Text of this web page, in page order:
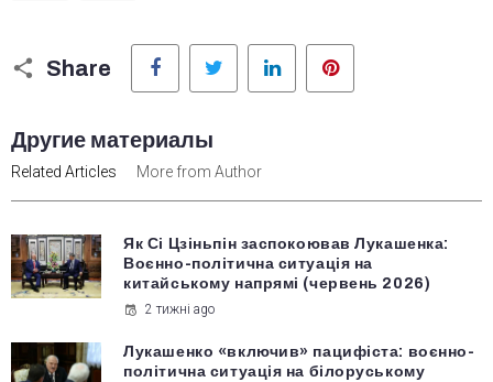
Share
Facebook Twitter LinkedIn
Другие материалы
Related Articles More from Author
Як Сі Цзіньпін заспокоював Лукашенка:
Воєнно-політична ситуація на
китайському напрямі (червень 2026)
2 тижні ago
Лукашенко «включив» пацифіста: воєнно-
політична ситуація на білоруському